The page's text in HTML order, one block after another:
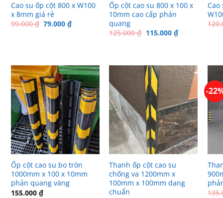
Cao su ốp cột 800 x W100
x 8mm giá rẻ
99.000₫ Giá
79.000₫Giá
Ốp cột cao su 800 x 100 x
10mm cao cấp phản
quang
125.000₫ Giá
115.000 ₫Giá
hiện
Cao
Ốp cột cao su bo tròn
1000mm x 100 x 10mm
phản quang vàng
155.000 ₫
Thanh ốp cột cao su
chống va 1200mm x
100mm x 100mm dạng
chuẩn
-